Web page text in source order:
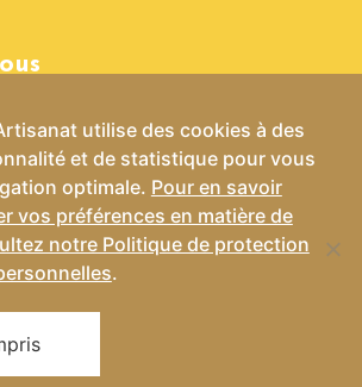
artisanat.fr
Générales de Vente
de confidentialité
utilise des cookies à des
et de statistique pour vous
optimale. Pour en savoir
vos préférences en matière de
notre Politique de protection
.